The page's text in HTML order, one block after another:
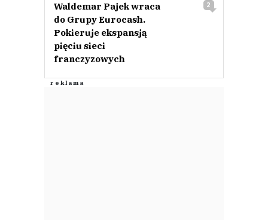
Waldemar Pajek wraca
do Grupy Eurocash.
Pokieruje ekspansją
pięciu sieci
franczyzowych
2